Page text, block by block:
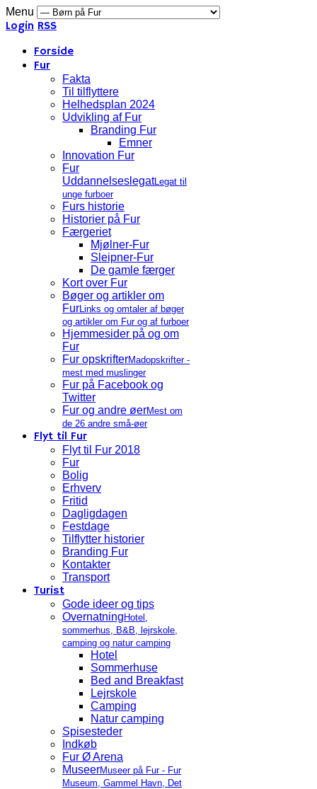
Menu
Login RSS
Forside
Fur
Fakta
Til tilflyttere
Helhedsplan 2024
Udvikling af Fur
Branding Fur
Emner
Innovation Fur
Fur
UddannelseslegatLegat til
unge furboer
Furs historie
Historier på Fur
Færgeriet
Mjølner-Fur
Sleipner-Fur
De gamle færger
Kort over Fur
Bøger og artikler om
FurLinks og omtaler af bøger
og artikler om Fur og af furboer
Hjemmesider på og om
Fur
Fur opskrifterMadopskrifter -
mest med muslinger
Fur på Facebook og
Twitter
Fur og andre øerMest om
de 26 andre små-øer
Flyt til Fur
Flyt til Fur 2018
Fur
Bolig
Erhverv
Fritid
Dagligdagen
Festdage
Tilflytter historier
Branding Fur
Kontakter
Transport
Turist
Gode ideer og tips
Overnatning Hotel,
sommerhus, B&B, lejrskole,
camping og natur camping
Hotel
Sommerhuse
Bed and Breakfast
Lejrskole
Camping
Natur camping
Spisesteder
Indkøb
Fur Ø Arena
MuseerMuseer på Fur - Fur
Museum, Gammel Havn, Det